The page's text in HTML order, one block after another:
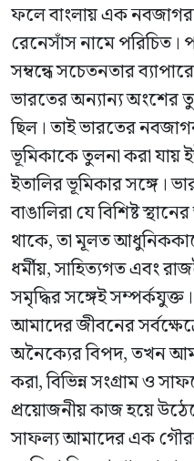
ফলে বাংলায় এক
রেনেসাঁস নামে পরিচিত।
সম্বন্ধে সচেতনতার
ভারতের অন্যান্য অংশের
ছিল। তাই ভারতের
ভূমিকাকে তুলনা করা যায়
ইতালির ভূমিকার সঙ্গে।
বাঙালিরা যে বিশিষ্ট
থাকে, তা মূলত
ধর্মীয়, সাহিত্যগত এবং
সমৃদ্ধির সঙ্গেই
আমাদের জীবনের
অনৈক্যের বিপদ, তখন
করা, বিভিন্ন সংগ্রাম ও
প্রয়োজনীয় কাজ হয়ে
সাফল্য আমাদের এক